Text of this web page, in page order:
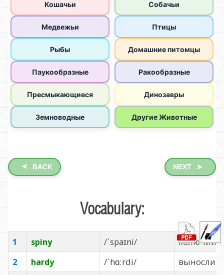
➤ BACK NEXT ➤
Vocabulary:
1 spiny /ˈspaɪni/
колючий
2
hardy /ˈhɑːrdi/